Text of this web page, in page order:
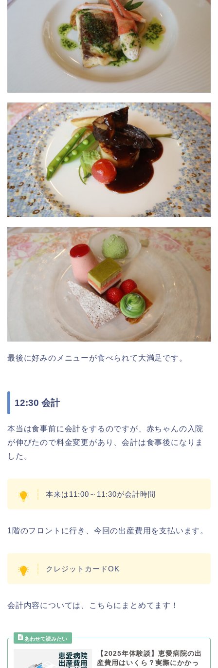
最後に好みのメニューが食べられて大満足です。
12:30 会計
本当は食事前に会計をするのですが、赤ちゃんの入院
が伸びたので料金変更があり、会計は食事後になりま
した。
本来は11:00～11:30が会計時間
1階のフロントに行き、今回の出産費用を支払います。
クレジットカードOK
会計内容については、こちらにまとめてます！
【2025年体験談】恵愛病院の出
産費用はいくら？実際にかかっ